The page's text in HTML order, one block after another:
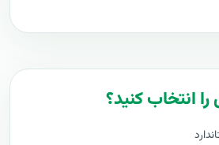
انتخاب کنید؟